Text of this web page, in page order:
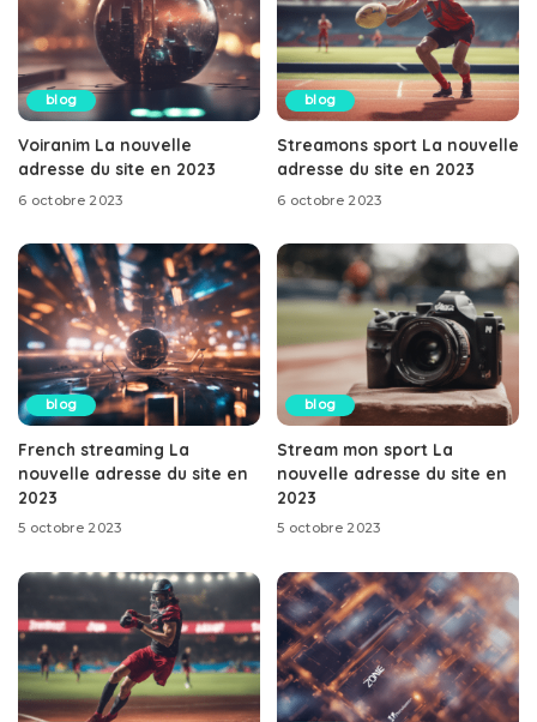
blog
Voiranim La nouvelle
adresse du site en 2023
6 octobre 2023
blog
Streamons sport La nouvelle
adresse du site en 2023
6 octobre 2023
blog
French streaming La
nouvelle adresse du site en
2023
5 octobre 2023
blog
Stream mon sport La
nouvelle adresse du site en
2023
5 octobre 2023